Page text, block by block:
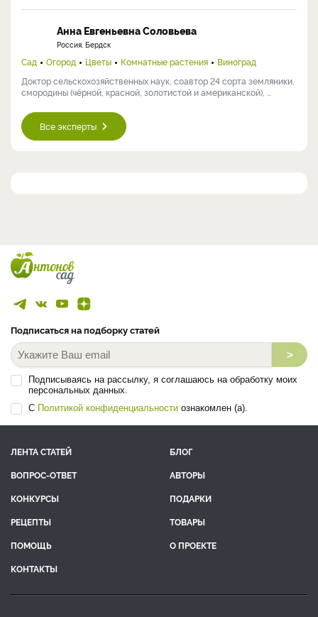
Анна Евгеньевна Соловьева
Россия, Бердск
Сад Огород Цветы Комнатные растения
Виноград
Доктор сельскохозяйственных наук, соавтор 24 сорта земляники,
смородины (чёрной, красной, золотистой и американской), ...
Все эксперты
Подписаться на подборку статей
>
Подписываясь на рассылку, я соглашаюсь на обработку моих
персональных данных.
С Политикой конфиденциальности ознакомлен (а).
ЛЕНТА СТАТЕЙ
БЛОГ
ВОПРОС-ОТВЕТ
АВТОРЫ
КОНКУРСЫ
ПОДАРКИ
РЕЦЕПТЫ
ТОВАРЫ
ПОМОЩЬ
О ПРОЕКТЕ
КОНТАКТЫ